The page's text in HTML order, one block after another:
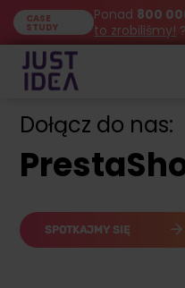
CASE
STUDY
Ponad 800
to zrobiliśmy! ?
Dołącz do nas:
SPOTKAJMY SIĘ